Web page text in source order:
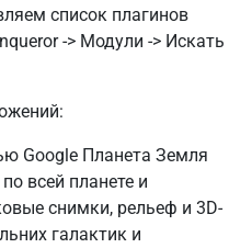
список плагинов
-> Модули -> Искать
Google Планета Земля
всей планете и
снимки, рельеф и 3D-
галактик и